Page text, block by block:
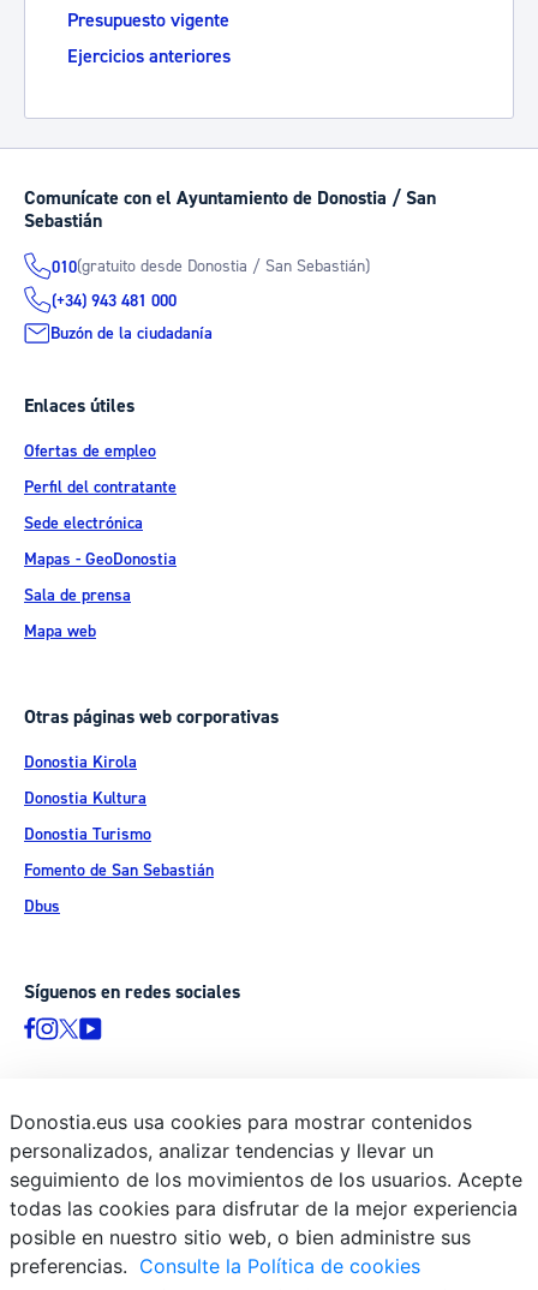
Presupuesto vigente
Ejercicios anteriores
Comunícate con el Ayuntamiento de Donostia / San
Sebastián
010(gratuito desde Donostia / San Sebastián)
(+34) 943 481 000
Buzón de la ciudadanía
Enlaces útiles
Ofertas de empleo
Perfil del contratante
Sede electrónica
Mapas - GeoDonostia
Sala de prensa
Mapa web
Otras páginas web corporativas
Donostia Kirola
Donostia Kultura
Donostia Turismo
Fomento de San Sebastián
Dbus
Síguenos en redes sociales
© Donostiako Udala - Ayuntamiento de Donostia / San Sebastián
Ijentea 1, 20003 Donostia / San Sebastián
Aviso legal
Política de privacidad
Política de cookies
Donostia.eus usa cookies para mostrar contenidos
personalizados, analizar tendencias y llevar un
seguimiento de los movimientos de los usuarios. Acepte
todas las cookies para disfrutar de la mejor experiencia
posible en nuestro sitio web, o bien administre sus
preferencias. Consulte la Política de cookies